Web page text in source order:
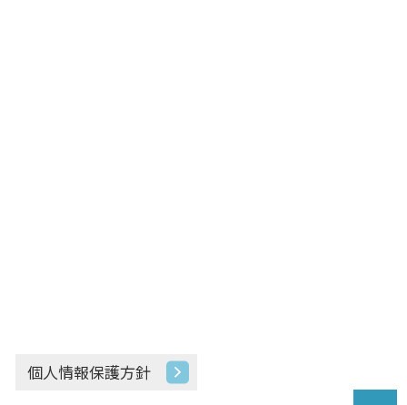
個人情報保護方針